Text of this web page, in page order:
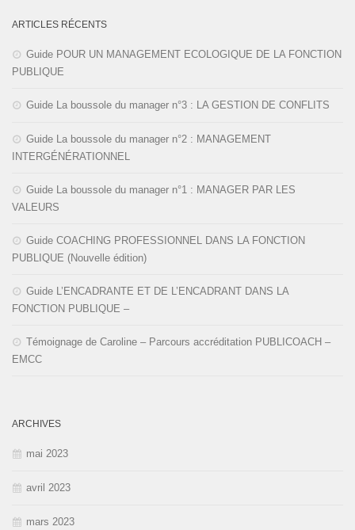
ARTICLES RÉCENTS
Guide POUR UN MANAGEMENT ECOLOGIQUE DE LA FONCTION
PUBLIQUE
Guide La boussole du manager n°3 : LA GESTION DE CONFLITS
Guide La boussole du manager n°2 : MANAGEMENT
INTERGÉNÉRATIONNEL
Guide La boussole du manager n°1 : MANAGER PAR LES
VALEURS
Guide COACHING PROFESSIONNEL DANS LA FONCTION
PUBLIQUE (Nouvelle édition)
Guide L’ENCADRANTE ET DE L’ENCADRANT DANS LA
FONCTION PUBLIQUE –
Témoignage de Caroline – Parcours accréditation PUBLICOACH –
EMCC
ARCHIVES
mai 2023
avril 2023
mars 2023